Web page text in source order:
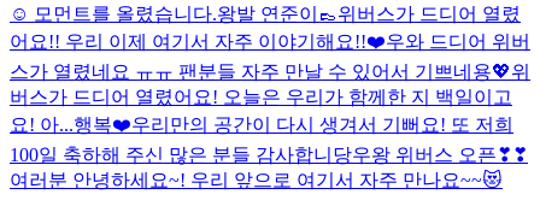
☺️ 모먼트를 올렸습니다.왕발 연준이👞위버스가 드디어 열렸
어요!! 우리 이제 여기서 자주 이야기해요!!❤️우와 드디어 위버
스가 열렸네요 ㅠㅠ 팬분들 자주 만날 수 있어서 기쁘네용💖위
버스가 드디어 열렸어요! 오늘은 우리가 함께한 지 백일이고
요! 아...행복❤️우리만의 공간이 다시 생겨서 기뻐요! 또 저희
100일 축하해 주신 많은 분들 감사합니당우왕 위버스 오픈❣❣
여러분 안녕하세요~! 우리 앞으로 여기서 자주 만나요~~😻